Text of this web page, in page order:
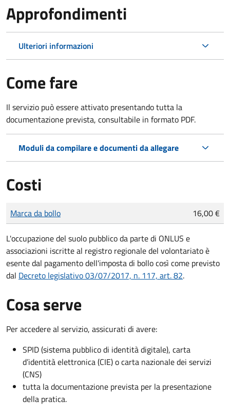
Approfondimenti
Ulteriori informazioni
Come fare
Il servizio può essere attivato presentando tutta la
documentazione prevista, consultabile in formato PDF.
Moduli da compilare e documenti da allegare
Costi
Tipo di pagamento
Importo
Marca da bollo 16,00 €
L'occupazione del suolo pubblico da parte di ONLUS e
associazioni iscritte al registro regionale del volontariato è
esente dal pagamento dell'imposta di bollo così come previsto
dal Decreto legislativo 03/07/2017, n. 117, art. 82.
Cosa serve
Per accedere al servizio, assicurati di avere:
SPID (sistema pubblico di identità digitale), carta
d’identità elettronica (CIE) o carta nazionale dei servizi
(CNS)
tutta la documentazione prevista per la presentazione
della pratica.